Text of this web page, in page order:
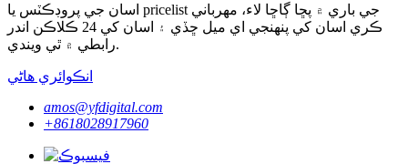
اسان جي پروڊڪٽس يا pricelist جي باري ۾ پڇا ڳاڇا لاء، مهرباني
ڪري اسان کي پنهنجي اي ميل ڇڏي ۽ اسان کي 24 ڪلاڪن اندر
رابطي ۾ ٿي ويندي.
انڪوائري هاڻي
amos@yfdigital.com
+8618028917960